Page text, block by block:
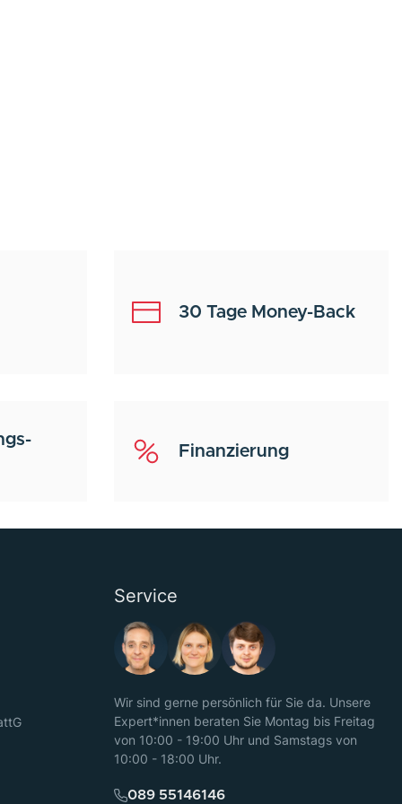
30 Tage Money-Back
Finanzierung
Service
Wir sind gerne persönlich für Sie da. Unsere
Expert*innen beraten Sie Montag bis Freitag
von 10:00 - 19:00 Uhr und Samstags von
10:00 - 18:00 Uhr.
089 55146146